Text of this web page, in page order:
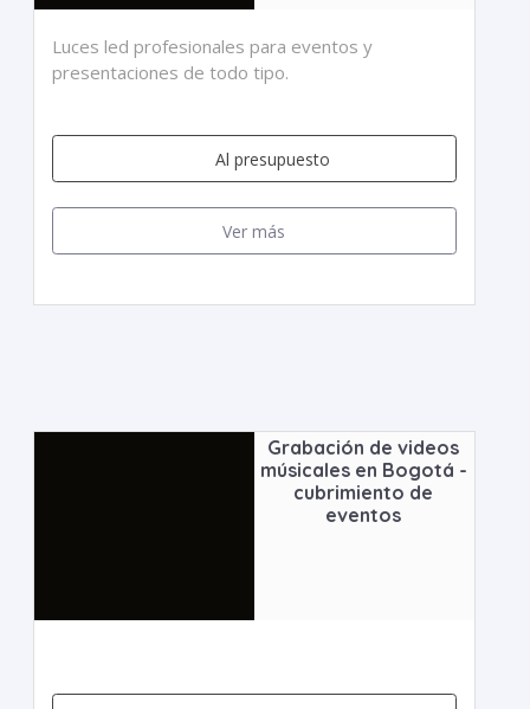
Luces led profesionales para eventos y
presentaciones de todo tipo.
Al presupuesto
Ver más
Grabación de videos
músicales en Bogotá -
cubrimiento de
eventos